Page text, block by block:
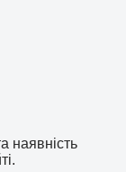
наявність